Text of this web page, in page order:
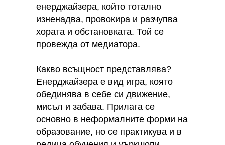
енерджайзера, който тотално
изненадва, провокира и разчупва
хората и обстановката. Той се
провежда от медиатора.
Какво всъщност представлява?
Енерджайзера е вид игра, която
обединява в себе си движение,
мисъл и забава. Прилага се
основно в неформалните форми на
образование, но се практикува и в